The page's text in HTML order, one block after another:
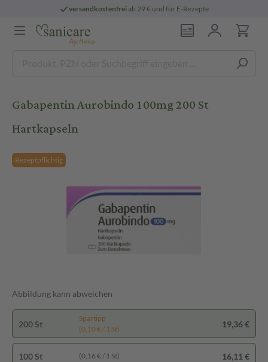
versandkostenfreiab 29 € und für E-Rezepte
Gabapentin Aurobindo 100mg 200 St
Hartkapseln
Rezeptpflichtig
Abbildung kann abweichen
200 St
Spartipp
(0,10 € / 1 St)
19,36 €
100 St (0,16 € / 1 St) 16,11 €